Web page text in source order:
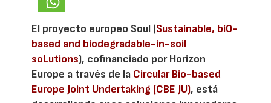
El proyecto europeo Soul (Sustainable, biO-
based and biodegradable-in-soil
soLutions), cofinanciado por Horizon
Europe a través de la Circular Bio-based
Europe Joint Undertaking (CBE JU), está